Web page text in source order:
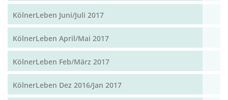
KölnerLeben Juni/Juli 2017
KölnerLeben April/Mai 2017
KölnerLeben Feb/März 2017
KölnerLeben Dez 2016/Jan 2017